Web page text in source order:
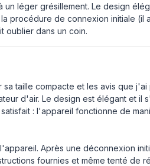
Oui
Sol, Table
léger grésillement. Le design
procédure de connexion initiale (il
oublier dans un coin.
taille compacte et les avis que j'ai
d'air. Le design est élégant et il
: l'appareil fonctionne de
Après une déconnexion
fournies et même tenté de